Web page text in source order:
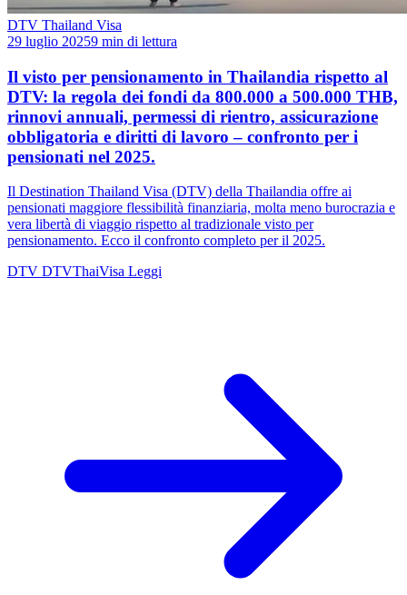
DTV Thailand Visa
29 luglio 20259 min di lettura
Il visto per pensionamento in Thailandia rispetto al
DTV: la regola dei fondi da 800.000 a 500.000 THB,
rinnovi annuali, permessi di rientro, assicurazione
obbligatoria e diritti di lavoro – confronto per i
pensionati nel 2025.
Il Destination Thailand Visa (DTV) della Thailandia offre ai
pensionati maggiore flessibilità finanziaria, molta meno burocrazia e
vera libertà di viaggio rispetto al tradizionale visto per
pensionamento. Ecco il confronto completo per il 2025.
DTV DTVThaiVisa Leggi